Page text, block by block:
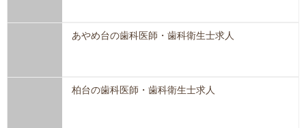
あやめ台の歯科医師・歯科衛生士求人
柏台の歯科医師・歯科衛生士求人